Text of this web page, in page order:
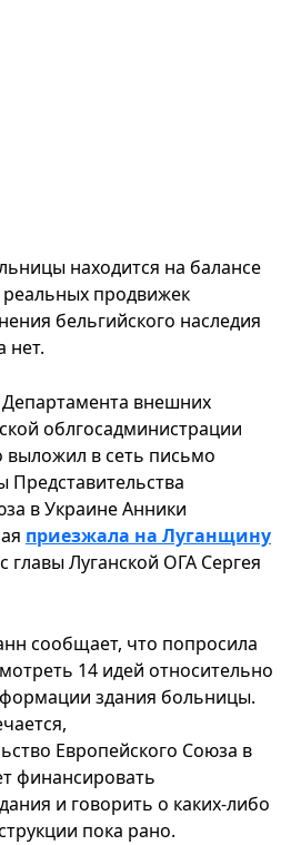
находится на балансе
реальных продвижек
бельгийского наследия
нет.
внешних
облгосадминистрации
в сеть письмо
Представительства
в Украине Анники
приезжала на Луганщину
главы Луганской ОГА Сергея
сообщает, что попросила
14 идей относительно
здания больницы.
Европейского Союза в
финансировать
и говорить о каких-либо
пока рано.